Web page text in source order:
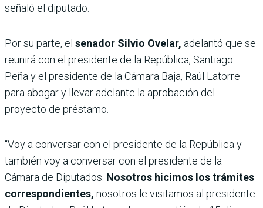
señaló el diputado.
Por su parte, el senador Silvio Ovelar, adelantó que se
reunirá con el presidente de la República, Santiago
Peña y el presidente de la Cámara Baja, Raúl Latorre
para abogar y llevar adelante la aprobación del
proyecto de préstamo.
“Voy a conversar con el presidente de la República y
también voy a conversar con el presidente de la
Cámara de Diputados. Nosotros hicimos los trámites
correspondientes, nosotros le visitamos al presidente